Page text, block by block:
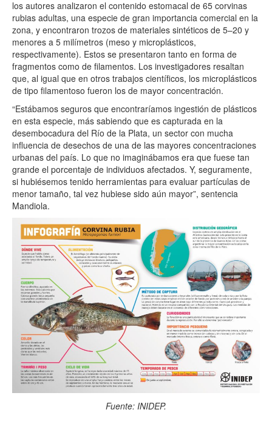
los autores analizaron el contenido estomacal de 65 corvinas
rubias adultas, una especie de gran importancia comercial en la
zona, y encontraron trozos de materiales sintéticos de 5–20 y
menores a 5 milímetros (meso y microplásticos,
respectivamente). Estos se presentaron tanto en forma de
fragmentos como de filamentos. Los investigadores resaltan
que, al igual que en otros trabajos científicos, los microplásticos
de tipo filamentoso fueron los de mayor concentración.
“Estábamos seguros que encontraríamos ingestión de plásticos
en esta especie, más sabiendo que es capturada en la
desembocadura del Río de la Plata, un sector con mucha
influencia de desechos de una de las mayores concentraciones
urbanas del país. Lo que no imaginábamos era que fuese tan
grande el porcentaje de individuos afectados. Y, seguramente,
si hubiésemos tenido herramientas para evaluar partículas de
menor tamaño, tal vez hubiese sido aún mayor”, sentencia
Mandiola.
Fuente: INIDEP.